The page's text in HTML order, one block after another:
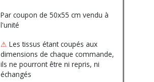
Par coupon de 50x55 cm vendu à
l'unité
⚠ Les tissus étant coupés aux
dimensions de chaque commande,
ils ne pourront être ni repris, ni
échangés